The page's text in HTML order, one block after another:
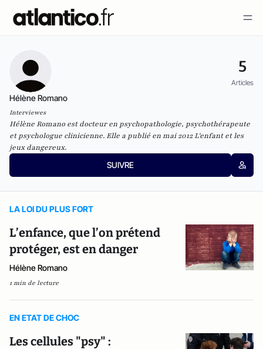
5
Articles
Hélène Romano
Interviewes
Hélène Romano est docteur en psychopathologie, psychothérapeute
et psychologue clinicienne. Elle a publié en mai 2012L'enfant et les
jeux dangereux.
SUIVRE
LA LOI DU PLUS FORT
L’enfance, que l’on prétend
protéger, est en danger
Hélène Romano
1 min de lecture
EN ETAT DE CHOC
Les cellules "psy" :